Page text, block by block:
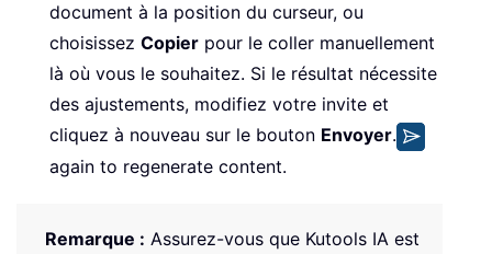
document à la position du curseur, ou
choisissez Copier pour le coller manuellement
là où vous le souhaitez. Si le résultat nécessite
des ajustements, modifiez votre invite et
cliquez à nouveau sur le bouton Envoyer.
again to regenerate content.
Remarque : Assurez-vous que Kutools IA est